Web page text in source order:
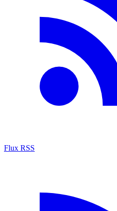
Flux RSS